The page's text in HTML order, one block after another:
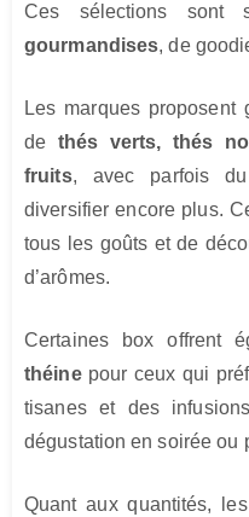
Ces sélections sont
gourmandises, de
Les marques proposent
de thés verts, thés
fruits, avec parfois
diversifier encore plus.
tous les goûts et de
d’arômes.
Certaines box offrent
théinepour ceux qui
tisanes et des
dégustation en soirée ou
Quant aux quantités,